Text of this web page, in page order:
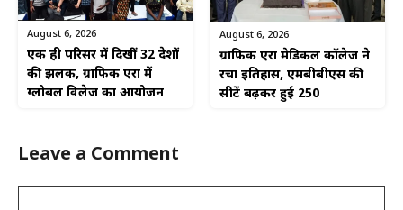
August 6, 2026
एक ही परिसर में दिखीं 32 देशों
की झलक, ग्राफिक एरा में
ग्लोबल विलेज का आयोजन
August 6, 2026
ग्राफिक एरा मेडिकल कॉलेज ने
रचा इतिहास, एमबीबीएस की
सीटें बढ़कर हुईं 250
Leave a Comment